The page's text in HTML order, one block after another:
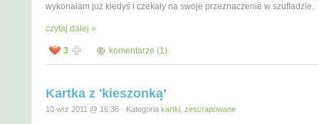
wykonałam już kiedyś i czekały na swoje przeznaczenie w szufladzie.
czytaj dalej »
3 komentarze (1)
Kartka z 'kieszonką’
10 wrz 2011 @ 16:36 · Kategoria kartki, zescrapowane